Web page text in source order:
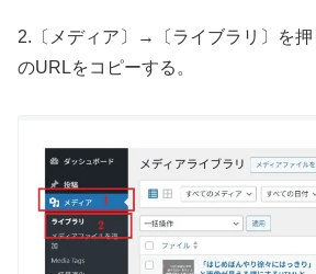
2.〔メディア〕→〔ライブラリ〕を
のURLをコピーする。